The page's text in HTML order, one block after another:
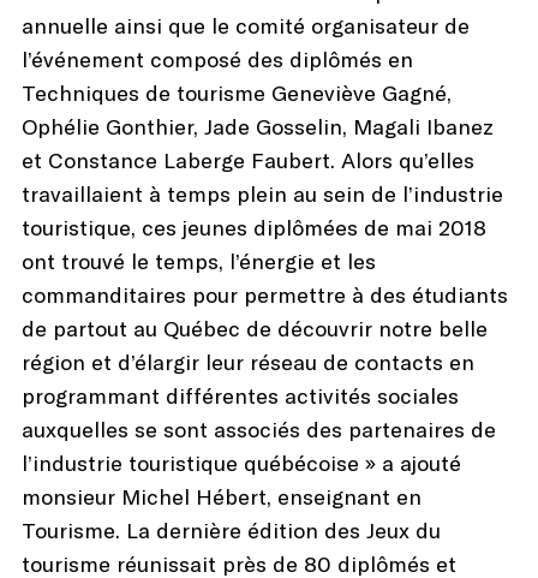
annuelle ainsi que le comité organisateur de
l’événement composé des diplômés en
Techniques de tourisme Geneviève Gagné,
Ophélie Gonthier, Jade Gosselin, Magali Ibanez
et Constance Laberge Faubert. Alors qu’elles
travaillaient à temps plein au sein de l’industrie
touristique, ces jeunes diplômées de mai 2018
ont trouvé le temps, l’énergie et les
commanditaires pour permettre à des étudiants
de partout au Québec de découvrir notre belle
région et d’élargir leur réseau de contacts en
programmant différentes activités sociales
auxquelles se sont associés des partenaires de
l’industrie touristique québécoise » a ajouté
monsieur Michel Hébert, enseignant en
Tourisme. La dernière édition des Jeux du
tourisme réunissait près de 80 diplômés et